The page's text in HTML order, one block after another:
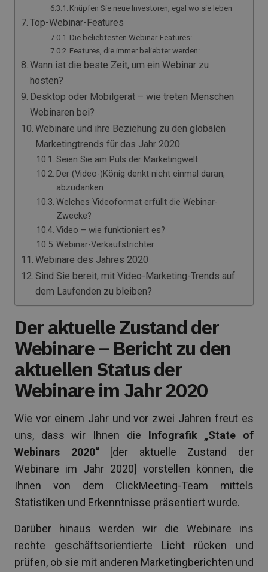
Knüpfen Sie neue Investoren, egal wo sie leben
Top-Webinar-Features
Die beliebtesten Webinar-Features:
Features, die immer beliebter werden:
Wann ist die beste Zeit, um ein Webinar zu
hosten?
Desktop oder Mobilgerät – wie treten Menschen
Webinaren bei?
Webinare und ihre Beziehung zu den globalen
Marketingtrends für das Jahr 2020
Seien Sie am Puls der Marketingwelt
Der (Video-)König denkt nicht einmal daran,
abzudanken
Welches Videoformat erfüllt die Webinar-
Zwecke?
Video – wie funktioniert es?
Webinar-Verkaufstrichter
Webinare des Jahres 2020
Sind Sie bereit, mit Video-Marketing-Trends auf
dem Laufenden zu bleiben?
Der aktuelle Zustand der
Webinare – Bericht zu den
aktuellen Status der
Webinare im Jahr 2020
Wie vor einem Jahr und vor zwei Jahren freut es
uns, dass wir Ihnen die Infografik „State of
Webinars 2020“
[der aktuelle Zustand der
Webinare im Jahr 2020] vorstellen können, die
Ihnen von dem ClickMeeting-Team mittels
Statistiken und Erkenntnisse präsentiert wurde.
Darüber hinaus werden wir die Webinare ins
rechte geschäftsorientierte Licht rücken und
prüfen, ob sie mit anderen Marketingberichten und